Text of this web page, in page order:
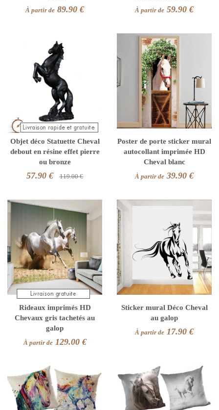
À partir de 89.90 € À partir de 59.90 €
Objet déco Statuette Cheval
debout en résine effet pierre
ou bronze
57.90 € 119.00 €
Poster de porte sticker mural
autocollant imprimée HD
Cheval blanc
À partir de 39.90 €
Rideaux imprimés HD
Chevaux gris tachetés au
galop
À partir de129.00 €
Sticker mural Déco Cheval
au galop
À partir de 17.90 €